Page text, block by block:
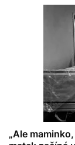
„Ale